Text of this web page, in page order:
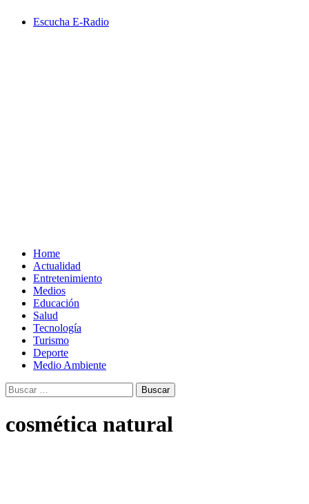
Escucha E-Radio
Home
Actualidad
Entretenimiento
Medios
Educación
Salud
Tecnología
Turismo
Deporte
Medio Ambiente
Buscar:
cosmética natural